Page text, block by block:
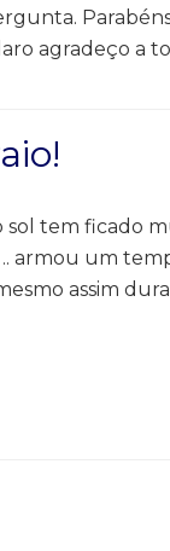
agradeço a
sol tem ficado
armou um
assim